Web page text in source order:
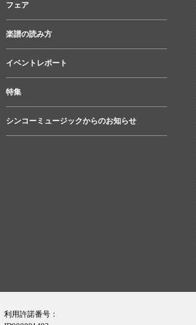
フェア
楽譜の読み方
イベントレポート
特集
シンコーミュージックからのお知らせ
利用許諾番号：